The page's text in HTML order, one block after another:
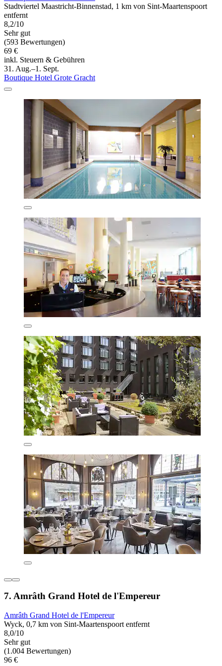
Stadtviertel Maastricht-Binnenstad, 1 km von Sint-Maartenspoort
entfernt
8,2/10
Sehr gut
(593 Bewertungen)
69 €
inkl. Steuern & Gebühren
31. Aug.–1. Sept.
Boutique Hotel Grote Gracht
7. Amrâth Grand Hotel de l'Empereur
Amrâth Grand Hotel de l'Empereur
Wyck, 0,7 km von Sint-Maartenspoort entfernt
8,0/10
Sehr gut
(1.004 Bewertungen)
96 €